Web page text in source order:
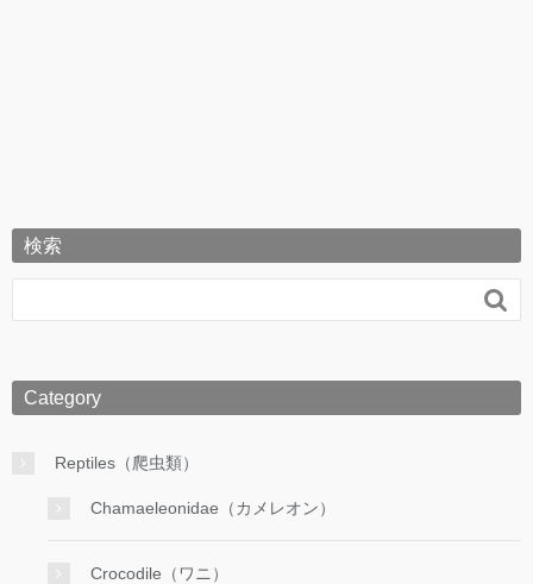
検索

Category
Reptiles（爬虫類）
Chamaeleonidae（カメレオン）
Crocodile（ワニ）